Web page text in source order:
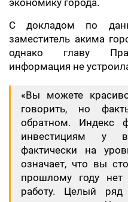
экономику города.
С докладом по
заместитель акима
однако главу
информация не
«Вы можете
говорить, но
обратном. Индекс
инвестициям у
фактически на
означает, что вы
прошлому году нет
работу. Целый ряд